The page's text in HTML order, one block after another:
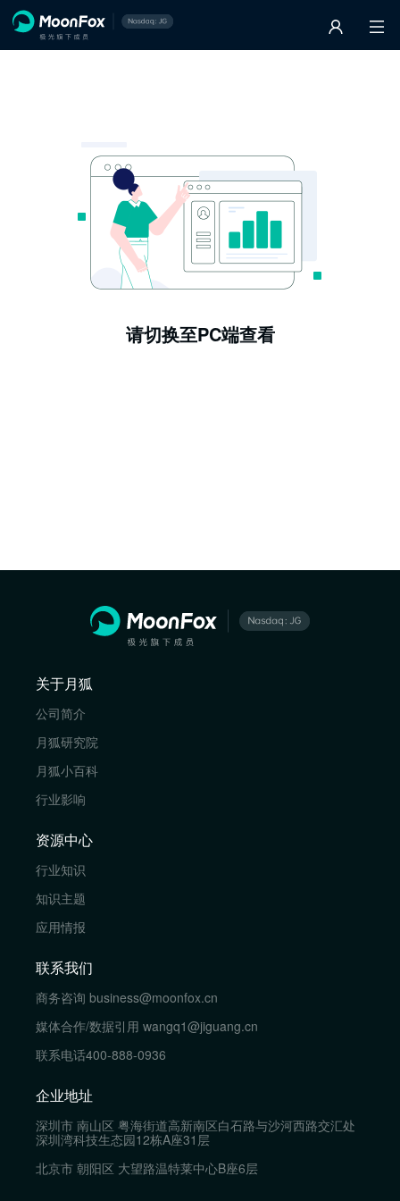
请切换至PC端查看
关于月狐
公司简介
月狐研究院
月狐小百科
行业影响
资源中心
行业知识
知识主题
应用情报
联系我们
商务咨询 business@moonfox.cn
媒体合作/数据引用 wangq1@jiguang.cn
联系电话400-888-0936
企业地址
深圳市 南山区 粤海街道高新南区白石路与沙河西路交汇处
深圳湾科技生态园12栋A座31层
北京市 朝阳区 大望路温特莱中心B座6层